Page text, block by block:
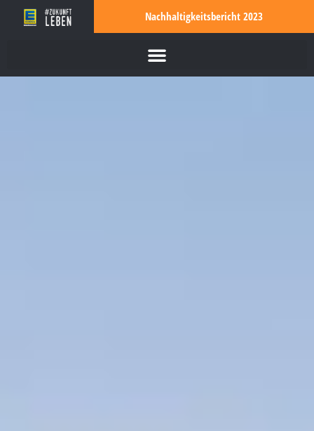
Nachhaltigkeitsbericht 2023